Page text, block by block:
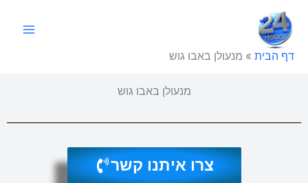
לתוכן
דף הבית » מנעולן באבו גוש
מנעולן באבו גוש
צרו איתנו קשר